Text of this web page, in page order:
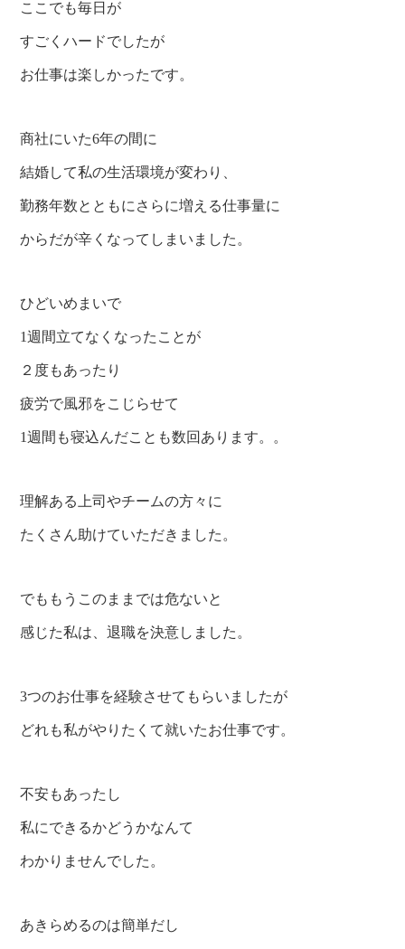
ここでも毎日が
すごくハードでしたが
お仕事は楽しかったです。
商社にいた6年の間に
結婚して私の生活環境が変わり、
勤務年数とともにさらに増える仕事量に
からだが辛くなってしまいました。
ひどいめまいで
1週間立てなくなったことが
２度もあったり
疲労で風邪をこじらせて
1週間も寝込んだことも数回あります。。
理解ある上司やチームの方々に
たくさん助けていただきました。
でももうこのままでは危ないと
感じた私は、退職を決意しました。
3つのお仕事を経験させてもらいましたが
どれも私がやりたくて就いたお仕事です。
不安もあったし
私にできるかどうかなんて
わかりませんでした。
あきらめるのは簡単だし